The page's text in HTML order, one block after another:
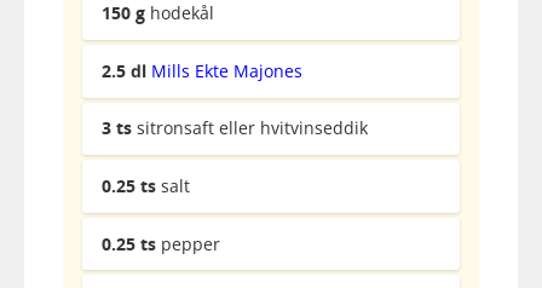
150 g hodekål
2.5 dl Mills Ekte Majones
3 ts sitronsaft eller hvitvinseddik
0.25 ts salt
0.25 ts pepper